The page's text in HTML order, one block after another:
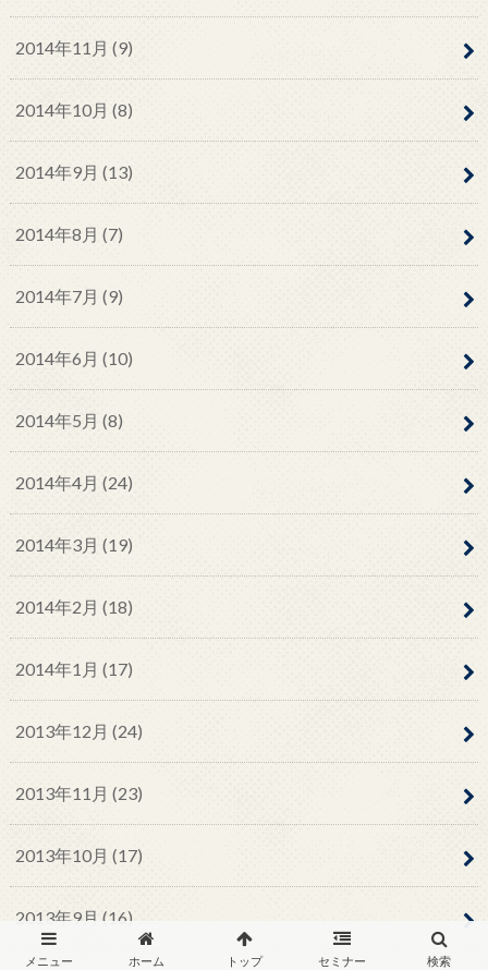
メニュー ホーム トップ セミナー 検索
2014年11月 (9)
2014年10月 (8)
2014年9月 (13)
2014年8月 (7)
2014年7月 (9)
2014年6月 (10)
2014年5月 (8)
2014年4月 (24)
2014年3月 (19)
2014年2月 (18)
2014年1月 (17)
2013年12月 (24)
2013年11月 (23)
2013年10月 (17)
2013年9月 (16)